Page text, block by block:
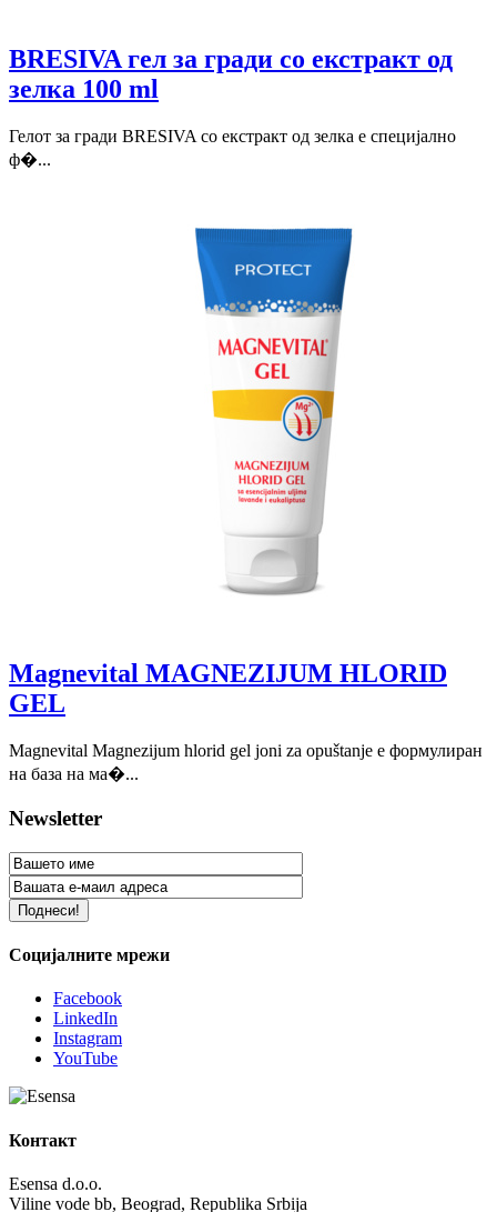
BRESIVA гел за гради со екстракт од
зелка 100 ml
Гелот за гради BRESIVA со екстракт од зелка е специјално
ф�...
Magnevital MAGNEZIJUM HLORID
GEL
Magnevital Magnezijum hlorid gel joni za opuštanje е формулиран
на база на ма�...
Newsletter
Социјалните мрежи
Facebook
LinkedIn
Instagram
YouTube
Контакт
Esensa d.o.o.
Viline vode bb, Beograd, Republika Srbija